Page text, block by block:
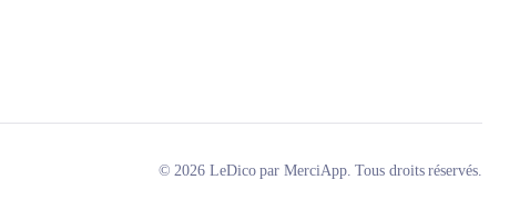
© 2026 LeDico par MerciApp. Tous droits réservés.